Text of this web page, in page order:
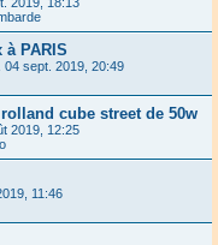
PARIS
04 sept. 2019, 20:49
cube street de 50w
2019, 12:25
11:46